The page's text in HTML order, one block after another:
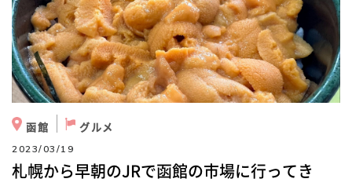
函館 グルメ
2023/03/19
札幌から早朝のJRで函館の市場に行ってき